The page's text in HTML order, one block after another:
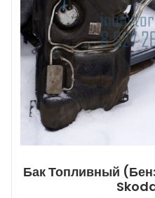
Бак Топливный